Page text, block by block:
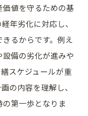
値を守るための基
年劣化に対応し、
るからです。例え
備の劣化が進みや
スケジュールが重
の内容を理解し、
第一歩となりま